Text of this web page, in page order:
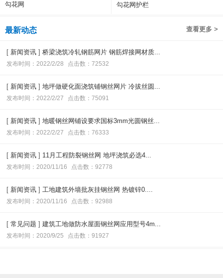
勾花网 勾花网护栏
查看更多 >
最新动态
[ 新闻资讯 ] 桥梁浇筑冷轧钢筋网片 钢筋焊接网材质...
发布时间：2022/2/28 点击数：72532
[ 新闻资讯 ] 地坪做硬化面浇筑铺钢丝网片 冷拔丝圆...
发布时间：2022/2/27 点击数：75091
[ 新闻资讯 ] 地暖钢丝网铺设要求国标3mm光圆钢丝...
发布时间：2022/2/27 点击数：76333
[ 新闻资讯 ] 11月工程防裂钢丝网 地坪浇筑必选4...
发布时间：2020/11/16 点击数：92778
[ 新闻资讯 ] 工地建筑外墙批灰挂钢丝网 热镀锌0....
发布时间：2020/11/16 点击数：92988
[ 常见问题 ] 建筑工地做防水屋面钢丝网应用型号4m...
发布时间：2020/9/25 点击数：91927